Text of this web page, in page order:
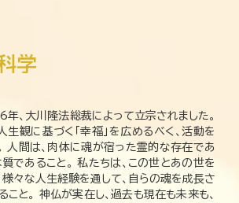
、大川隆法総裁によって立宗されました。
生観に基づく「幸福」を広めるべく、活動を
人間は、肉体に魂が宿った霊的な存在であ
質であること。 私たちは、この世とあの世を
様々な人生経験を通して、自らの魂を成長さ
と。 神仏が実在し、過去も現在も未来も、